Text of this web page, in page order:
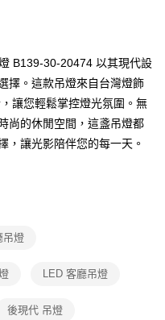
」的支付方式。 讓您購物簡單
儲值。
，將跳轉至「AFTEE先享後付」
可完成結帳。
視為交易完成。
仍視為有效，需透過AFTEE先享
費
B139-30-20474 以其現代設
擇。這款吊燈來自台灣燈飾
讓您輕鬆掌控燈光氛圍。無
尚的休閒空間，這盞吊燈都
，讓光影陪伴您的每一天。
吊燈
LED 客廳吊燈
後現代 吊燈